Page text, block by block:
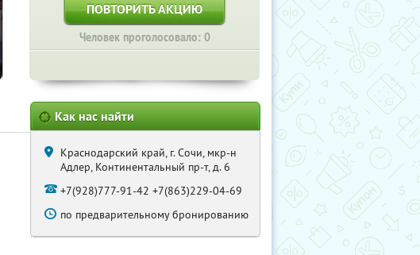
ПОВТОРИТЬ АКЦИЮ
Человек проголосовало: 0
Как нас найти
Краснодарский край, г. Сочи, мкр-н
Адлер, Континентальный пр-т, д. 6
+7(928)777-91-42 +7(863)229-04-69
по предварительному бронированию